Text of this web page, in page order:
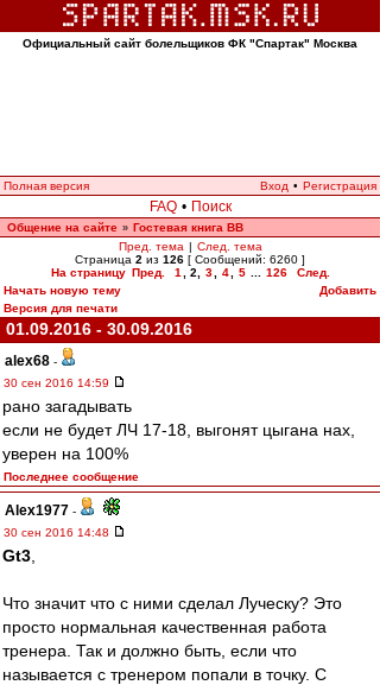
Официальный сайт болельщиков ФК "Спартак" Москва
Полная версия Вход • Регистрация
FAQ • Поиск
Общение на сайте » Гостевая книга ВВ
Пред. тема | След. тема
Страница 2 из 126 [ Сообщений: 6260 ]
На страницу Пред. 1 2 3 4 5 126
След.
Начать новую тему
Добавить
Версия для печати
01.09.2016 - 30.09.2016
alex68 -
30 сен 2016 14:59
рано загадывать
если не будет ЛЧ 17-18, выгонят цыгана нах,
уверен на 100%
Последнее сообщение
Alex1977 -
30 сен 2016 14:48
Gt3
Что значит что с ними сделал Луческу? Это
просто нормальная качественная работа
тренера. Так и должно быть, если что
называется с тренером попали в точку. С